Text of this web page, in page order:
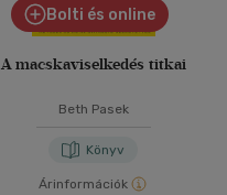
Bolti és online
A macskaviselkedés titkai
Beth Pasek
Könyv
Árinformációk